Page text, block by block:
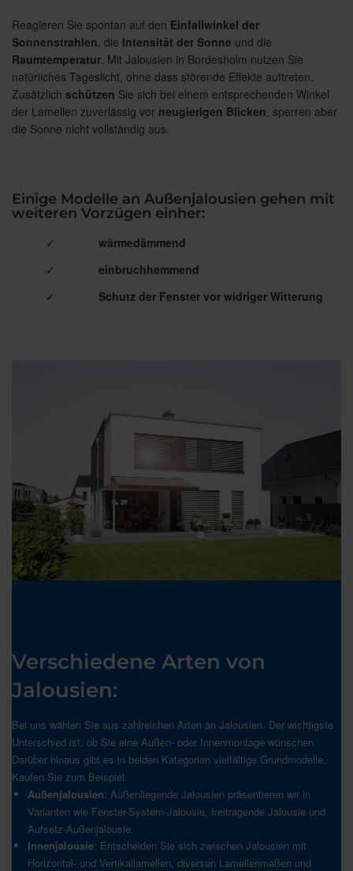
Reagieren Sie spontan auf den Einfallwinkel der
Sonnenstrahlen, die Intensität der Sonne und die
Raumtemperatur. Mit Jalousien in Bordesholm nutzen Sie
natürliches Tageslicht, ohne dass störende Effekte auftreten.
Zusätzlich schützen Sie sich bei einem entsprechenden Winkel
der Lamellen zuverlässig vor neugierigen Blicken, sperren aber
die Sonne nicht vollständig aus.
Einige Modelle an Außenjalousien gehen mit
weiteren Vorzügen einher:
✓
wärmedämmend
✓
einbruchhemmend
✓
Schutz der Fenster vor widriger Witterung
Verschiedene Arten von
Jalousien:
Bei uns wählen Sie aus zahlreichen Arten an Jalousien. Der wichtigste
Unterschied ist, ob Sie eine Außen- oder Innenmontage wünschen.
Darüber hinaus gibt es in beiden Kategorien vielfältige Grundmodelle.
Kaufen Sie zum Beispiel:
Außenjalousien: Außenliegende Jalousien präsentieren wir in
Varianten wie Fenster-System-Jalousie, freitragende Jalousie und
Aufsetz-Außenjalousie.
Innenjalousie: Entscheiden Sie sich zwischen Jalousien mit
Horizontal- und Vertikallamellen, diversen Lamellenmaßen und